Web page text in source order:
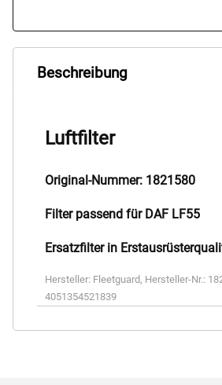
Beschreibung
Luftfilter
Original-Nummer: 1821580
Filter passend für DAF LF55
Ersatzfilter in
Hersteller: Fleetguard , Hersteller-Nr.:
4051354521839